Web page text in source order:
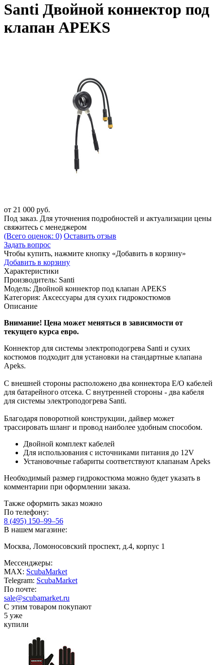
Santi Двойной коннектор под
клапан APEKS
от 21 000 руб.
Под заказ. Для уточнения подробностей и актуализации цены
свяжитесь с менеджером
(Всего оценок: 0) Оставить отзыв
Задать вопрос
Чтобы купить, нажмите кнопку «Добавить в корзину»
Добавить в корзину
Характеристики
Производитель: Santi
Модель: Двойной коннектор под клапан APEKS
Категория: Аксессуары для сухих гидрокостюмов
Описание
Внимание! Цена может меняться в зависимости от
текущего курса евро.
Коннектор для системы электроподогрева Santi и сухих
костюмов подходит для установки на стандартные клапана
Apeks.
С внешней стороны расположено два коннектора E/O кабелей
для батарейного отсека. С внутренней стороны - два кабеля
для системы электроподогрева Santi.
Благодаря поворотной конструкции, дайвер может
трассировать шланг и провод наиболее удобным способом.
Двойной комплект кабелей
Для использования с источниками питания до 12V
Установочные габариты соответствуют клапанам Apeks
Необходимый размер гидрокостюма можно будет указать в
комментарии при оформлении заказа.
Также оформить заказ можно
По телефону:
8 (495) 150–99–56
В нашем магазине:
Москва, Ломоносовский проспект, д.4, корпус 1
Мессенджеры:
MAX: ScubaMarket
Telegram: ScubaMarket
По почте:
sale@scubamarket.ru
С этим товаром покупают
5 уже
купили